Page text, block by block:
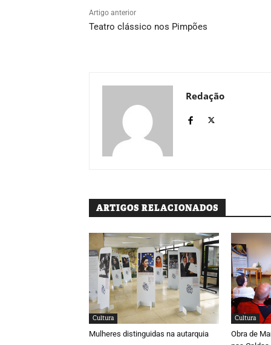
Artigo anterior
Teatro clássico nos Pimpões
Redação
ARTIGOS RELACIONADOS
Cultura
Mulheres distinguidas na autarquia
Cultura
Obra de